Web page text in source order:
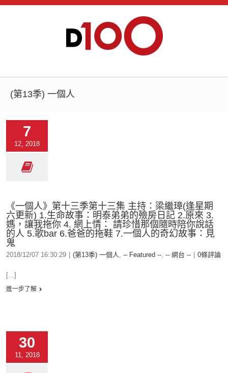
(第13季) 一個人
7
12, 2018
《一個人》第十三季第十三集 主持：梁繼璋(逢星期
六更新) 1.生命故事：明泰弟弟的殮房日記 2.原來 3.
媽，讓我拖你 4. 網上情： 請珍惜那個隨時陪你說話
的人 5.歌bar 6.爸爸的拖鞋 7.一個人的奇幻故事：見
鬼
2018/12/07 16:30:29 (第13季) 一個人, -- Featured --, -- 網台 -- 0條評論
[...]
進一步了解
30
11, 2018